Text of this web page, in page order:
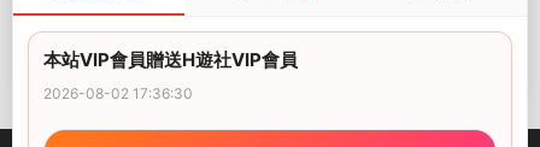
【SRPG/AI漢化/MTool/NT
R】扶她戰術錄～王女的和平
(?)複仇計劃～【電腦/860
M】
走王女【電腦/1.7G】
本站VIP會員贈送H遊社VIP會員
2026-08-02 17:36:30